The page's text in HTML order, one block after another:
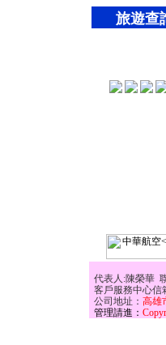
旅遊查
代表人:陳榮華
客戶服務中心信
公司地址： 高雄
管理請進：